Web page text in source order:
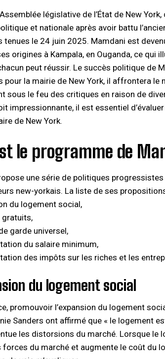
législative de l’État de New
et nationale après avoir battu
tenues le 24 juin 2025. Mamdani est
origines à Kampala, en Ouganda, ce qui
peut réussir. Le succès politique de
pour la mairie de New York, il affrontera
sous le feu des critiques en raison de
impressionnante, il est essentiel
de New York.
le programme de
une série de politiques
new-yorkais. La liste de ses
du logement social,
gratuits,
garde universel,
du salaire minimum,
des impôts sur les riches et les
du logement social
promouvoir l’expansion du logement
Sanders ont affirmé que « le logement
les distorsions du marché. Lorsque
forces du marché et augmente le coût du